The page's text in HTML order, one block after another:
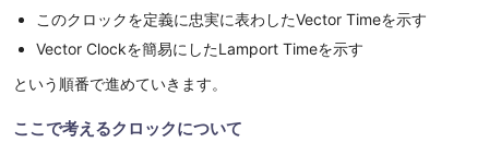
このクロックを定義に忠実に表わしたVector Timeを示す
Vector Clockを簡易にしたLamport Timeを示す
という順番で進めていきます。
ここで考えるクロックについて